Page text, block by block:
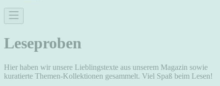
Leseproben
Hier haben wir unsere Lieblingstexte aus unserem Magazin sowie
kuratierte Themen-Kollektionen gesammelt. Viel Spaß beim Lesen!